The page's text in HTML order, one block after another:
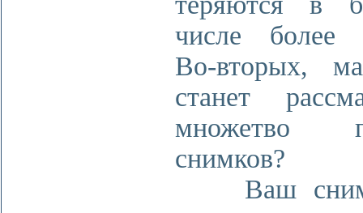
числе более
Во-вторых,
станет
множетво
снимков?
Ваш